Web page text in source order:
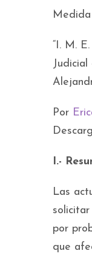
“I. M.
Por
I.-
Las
por
que